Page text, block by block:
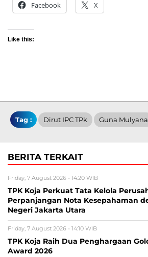
Facebook X
Like this:
Tag : Dirut IPC TPk Guna Mulyana
BERITA TERKAIT
Friday, 7 August 2026 - 14:20 WIB
TPK Koja Perkuat Tata Kelola
Perpanjangan Nota Kesepahaman
Negeri Jakarta Utara
Friday, 7 August 2026 - 14:10 WIB
TPK Koja Raih Dua Penghargaan
Award 2026